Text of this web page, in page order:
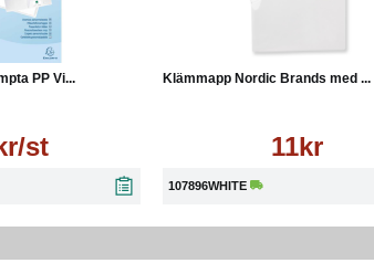
PP Vi...
st
mer
Klämmapp Nordic Brands med ...
11kr
107896WHITE